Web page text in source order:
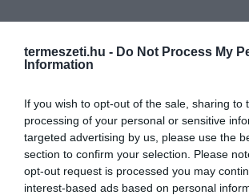
termeszeti.hu - Do Not Process My
Information
If you wish to opt-out of the sale, sharing to
processing of your personal or sensitive
targeted advertising by us, please use the
section to confirm your selection. Please
opt-out request is processed you may
interest-based ads based on personal